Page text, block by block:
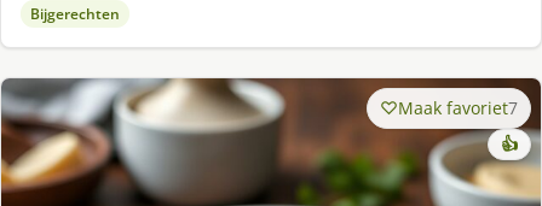
Bijgerechten
Maak favoriet7
👍